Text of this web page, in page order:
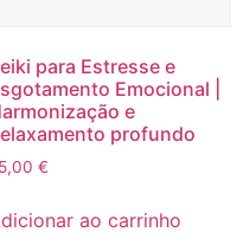
para Estresse e
Emocional |
e
profundo
€
ao carrinho